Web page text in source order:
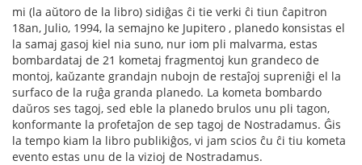
mi (la aŭtoro de la libro) sidiĝas ĉi tie verki ĉi tiun ĉapitron
18an, Julio, 1994, la semajno ke Jupitero , planedo konsistas el
la samaj gasoj kiel nia suno, nur iom pli malvarma, estas
bombardataj de 21 kometaj fragmentoj kun grandeco de
montoj, kaŭzante grandajn nubojn de restaĵoj supreniĝi el la
surfaco de la ruĝa granda planedo. La kometa bombardo
daŭros ses tagoj, sed eble la planedo brulos unu pli tagon,
konformante la profetaĵon de sep tagoj de Nostradamus. Ĝis
la tempo kiam la libro publikiĝos, vi jam scios ĉu ĉi tiu kometa
evento estas unu de la vizioj de Nostradamus.